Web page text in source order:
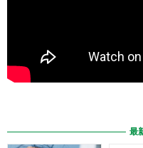
最